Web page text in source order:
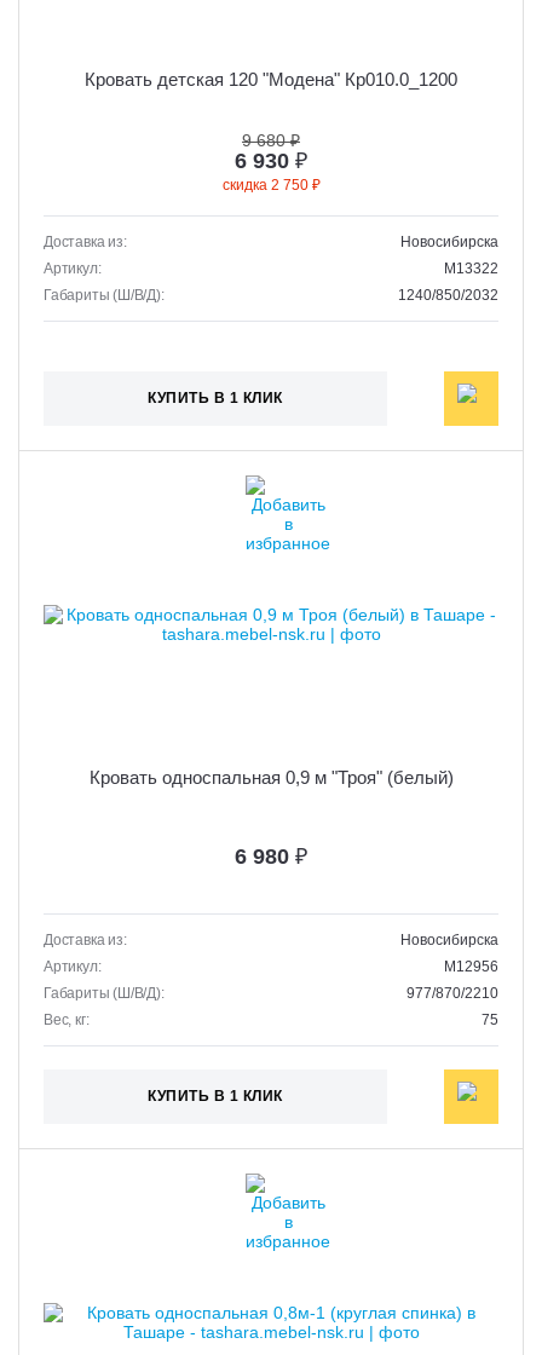
Кровать детская 120 "Модена" Кр010.0_1200
9 680 ₽
6 930 ₽
скидка 2 750 ₽
Доставка из:
Новосибирска
Артикул:
M13322
Габариты (Ш/В/Д):
1240/850/2032
КУПИТЬ В 1 КЛИК
Кровать односпальная 0,9 м "Троя" (белый)
6 980 ₽
Доставка из:
Новосибирска
Артикул:
M12956
Габариты (Ш/В/Д):
977/870/2210
Вес, кг:
75
КУПИТЬ В 1 КЛИК